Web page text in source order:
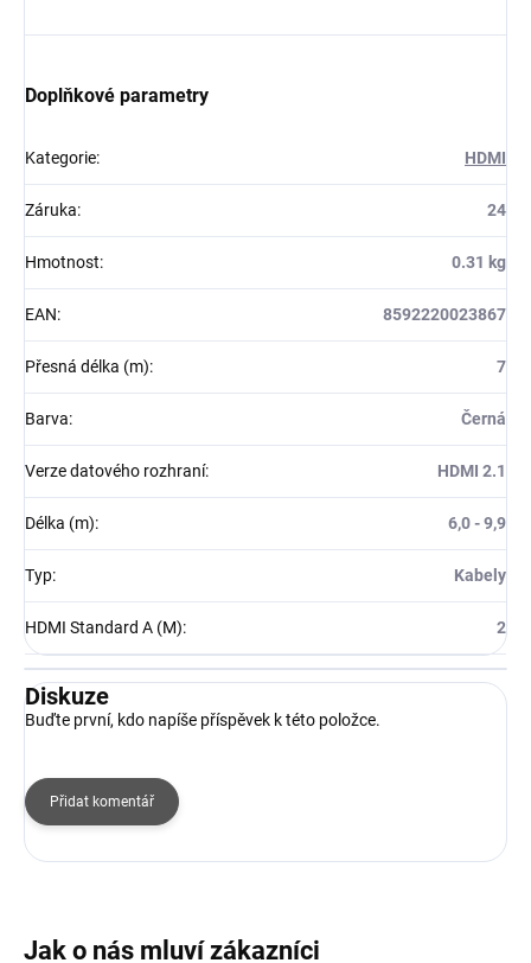
Doplňkové parametry
Kategorie: HDMI
Záruka: 24
Hmotnost: 0.31 kg
EAN: 8592220023867
Přesná délka (m): 7
Barva: Černá
Verze datového rozhraní: HDMI 2.1
Délka (m): 6,0 - 9,9
Typ: Kabely
HDMI Standard A (M): 2
Diskuze
Buďte první, kdo napíše příspěvek k této položce.
Přidat komentář